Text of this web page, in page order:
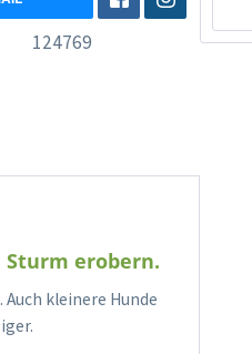
124769
Sturm erobern.
kleinere Hunde